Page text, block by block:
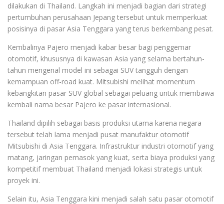
dilakukan di Thailand. Langkah ini menjadi bagian dari strategi
pertumbuhan perusahaan Jepang tersebut untuk memperkuat
posisinya di pasar Asia Tenggara yang terus berkembang pesat.
Kembalinya Pajero menjadi kabar besar bagi penggemar
otomotif, khususnya di kawasan Asia yang selama bertahun-
tahun mengenal model ini sebagai SUV tangguh dengan
kemampuan off-road kuat. Mitsubishi melihat momentum
kebangkitan pasar SUV global sebagai peluang untuk membawa
kembali nama besar Pajero ke pasar internasional.
Thailand dipilih sebagai basis produksi utama karena negara
tersebut telah lama menjadi pusat manufaktur otomotif
Mitsubishi di Asia Tenggara. Infrastruktur industri otomotif yang
matang, jaringan pemasok yang kuat, serta biaya produksi yang
kompetitif membuat Thailand menjadi lokasi strategis untuk
proyek ini.
Selain itu, Asia Tenggara kini menjadi salah satu pasar otomotif